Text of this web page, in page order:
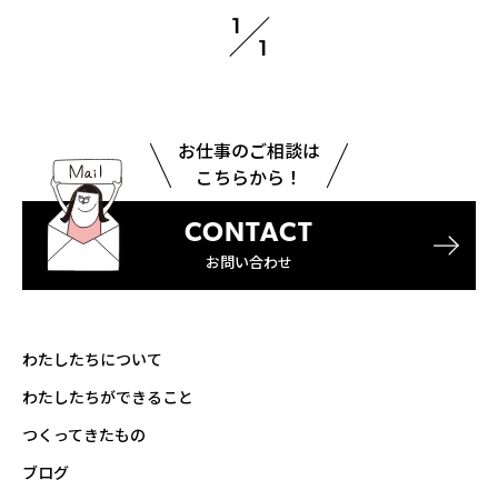
1
1
お仕事のご相談は
こちらから！
CONTACT
お問い合わせ
わたしたちについて
わたしたちができること
つくってきたもの
ブログ